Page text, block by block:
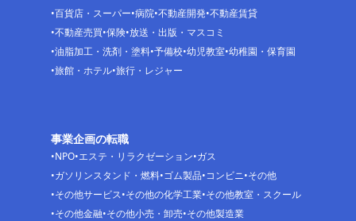
百貨店・スーパー 病院 不動産開発 不動産賃貸
不動産売買 保険 放送・出版・マスコミ
油脂加工・洗剤・塗料 予備校 幼児教室 幼稚園・保育園
旅館・ホテル 旅行・レジャー
事業企画の転職
NPO エステ・リラクゼーション ガス
ガソリンスタンド・燃料 ゴム製品 コンビニ その他
その他サービス その他の化学工業 その他教室・スクール
その他金融 その他小売・卸売 その他製造業